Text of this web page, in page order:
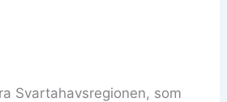
Svartahavsregionen, som